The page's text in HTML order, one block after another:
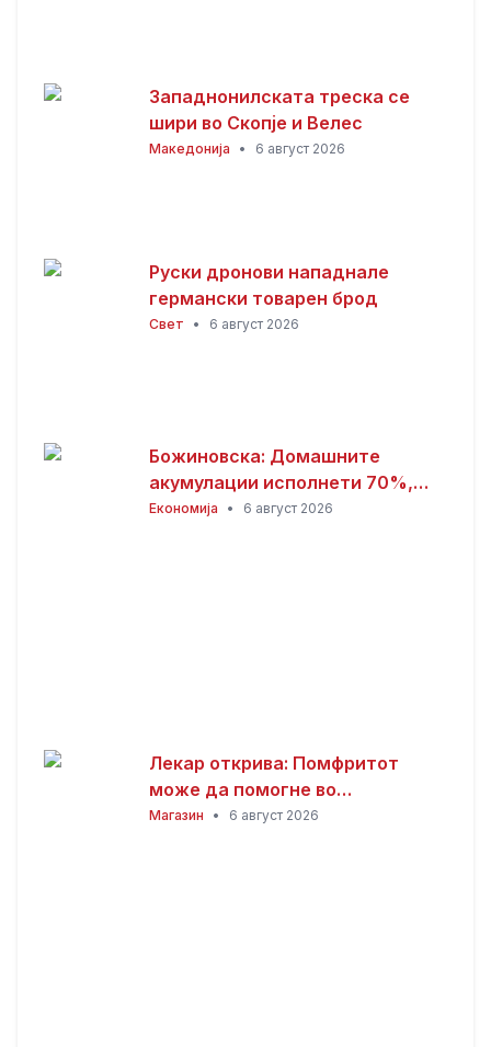
Западнонилската треска се
шири во Скопје и Велес
Македонија • 6 август 2026
Руски дронови нападнале
германски товарен брод
Свет • 6 август 2026
Божиновска: Домашните
акумулации исполнети 70%,
обезбедена стабилност на
Економија • 6 август 2026
Лекар открива: Помфритот
може да помогне во
топлотните бранови, но
Магазин • 6 август 2026